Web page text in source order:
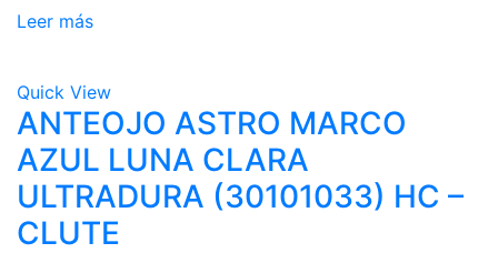
Leer más
Quick View
ANTEOJO ASTRO MARCO
AZUL LUNA CLARA
ULTRADURA (30101033) HC –
CLUTE